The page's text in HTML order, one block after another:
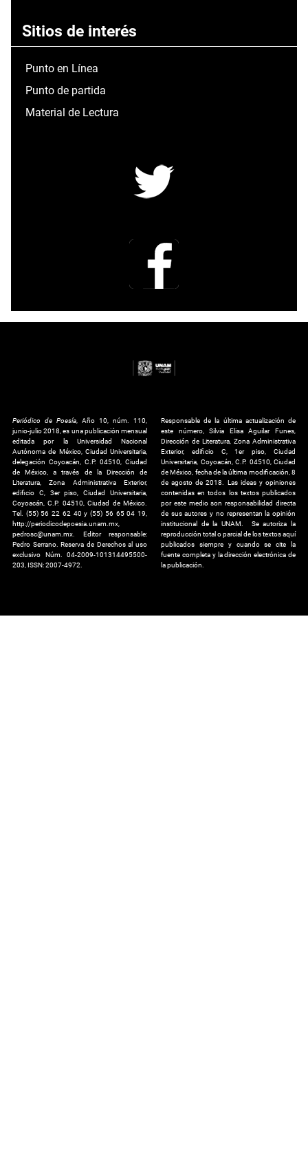
Sitios de interés
Punto en Línea
Punto de partida
Material de Lectura
Periódico de Poesía , Año 10, núm. 110,
junio-julio 2018, es una publicación mensual
editada por la Universidad Nacional
Autónoma de México, Ciudad Universitaria,
delegación Coyoacán, C.P. 04510, Ciudad
de México, a través de la Dirección de
Literatura, Zona Administrativa Exterior,
edificio C, 3er piso, Ciudad Universitaria,
Coyoacán, C.P. 04510, Ciudad de México.
Tel. (55) 56 22 62 40 y (55) 56 65 04 19,
http://periodicodepoesia.unam.mx,
pedrosc@unam.mx. Editor responsable:
Pedro Serrano. Reserva de Derechos al uso
exclusivo Núm. 04-2009-101314495500-
203, ISSN: 2007-4972.
Responsable de la última actualización de
este número, Silvia Elisa Aguilar Funes,
Dirección de Literatura, Zona Administrativa
Exterior, edificio C, 1er piso, Ciudad
Universitaria, Coyoacán, C.P. 04510, Ciudad
de México, fecha de la última modificación, 8
de agosto de 2018. Las ideas y opiniones
contenidas en todos los textos publicados
por este medio son responsabilidad directa
de sus autores y no representan la opinión
institucional de la UNAM. Se autoriza la
reproducción total o parcial de los textos aquí
publicados siempre y cuando se cite la
fuente completa y la dirección electrónica de
la publicación.